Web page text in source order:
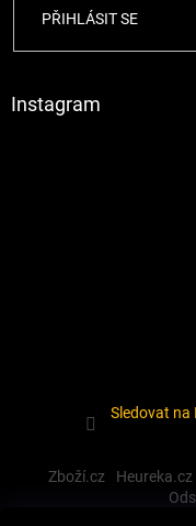
PŘIHLÁSIT SE
Instagram
Sledovat
Zboží.cz Heureka.cz